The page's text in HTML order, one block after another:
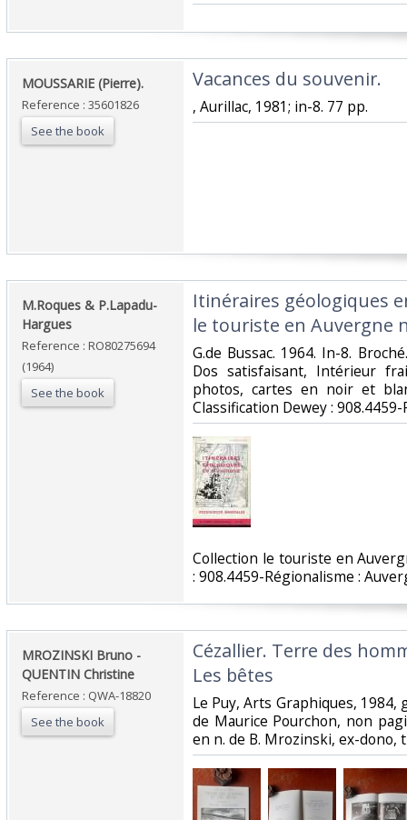
‎MOUSSARIE (Pierre). ‎
Reference : 35601826
See the book
‎Vacances du souvenir.‎
‎, Aurillac, 1981; in-8. 77 pp.‎
‎M.Roques & P.Lapadu-
Hargues‎
Reference : RO80275694
(1964)
See the book
‎Itinéraires géologiques
le touriste en Auvergne
‎G.de Bussac. 1964. In-8.
Dos satisfaisant, Intérieur
photos, cartes en noir et
Classification Dewey :
‎Collection le touriste en
: 908.4459-Régionalisme :
‎MROZINSKI Bruno -
QUENTIN Christine ‎
Reference : QWA-18820
See the book
‎Cézallier. Terre des
Les bêtes ‎
‎Le Puy, Arts Graphiques, 1984,
de Maurice Pourchon, non
en n. de B. Mrozinski, ex-dono,